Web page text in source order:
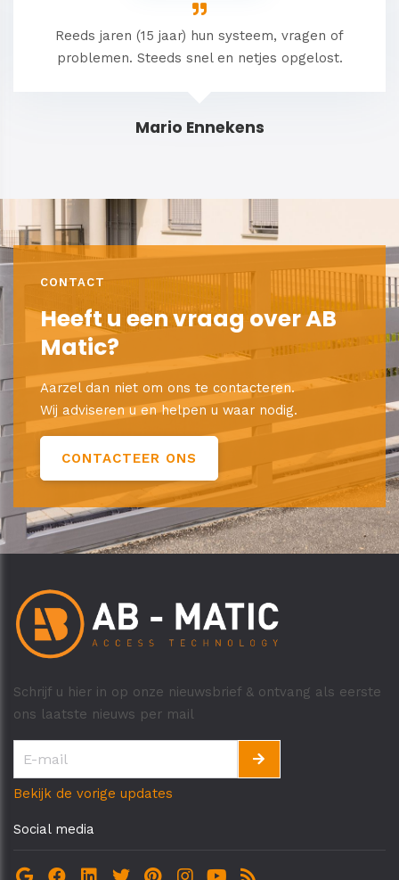
Mario Ennekens
Reeds jaren (15 jaar) hun systeem, vragen of
problemen. Steeds snel en netjes opgelost.
CONTACT
Heeft u een vraag over AB
Matic?
Aarzel dan niet om ons te contacteren.
Wij adviseren u en helpen u waar nodig.
CONTACTEER ONS
Schrijf u hier in op onze nieuwsbrief & ontvang als eerste
ons laatste nieuws per mail
Bekijk de vorige updates
Social media